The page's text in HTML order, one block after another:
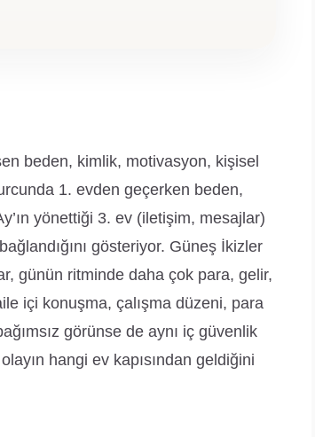
beden, kimlik, motivasyon, kişisel
1. evden geçerken beden,
yönettiği 3. ev (iletişim, mesajlar)
gösteriyor. Güneş İkizler
günün ritminde daha çok para, gelir,
içi konuşma, çalışma düzeni, para
görünse de aynı iç güvenlik
hangi ev kapısından geldiğini